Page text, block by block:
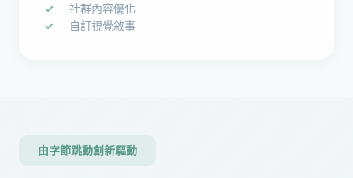
社群內容優化
自訂視覺敘事
由字節跳動創新驅動